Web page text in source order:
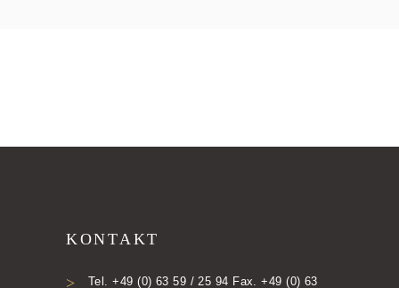
KONTAKT
Tel. +49 (0) 63 59 / 25 94 Fax. +49 (0) 63